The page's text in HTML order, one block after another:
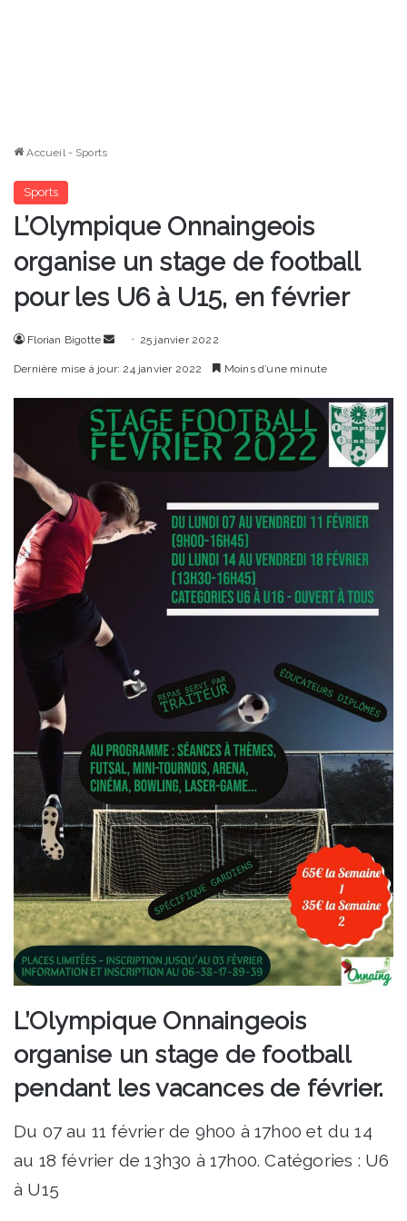
Accueil - Sports
Sports
L’Olympique Onnaingeois
organise un stage de football
pour les U6 à U15, en février
Florian Bigotte
Envoyer25 janvier 2022
Dernière mise à jour: 24 janvier 2022 Moins d’une minute
L’Olympique Onnaingeois
organise un stage de football
pendant les vacances de février.
Du 07 au 11 février de 9h00 à 17h00 et du 14
au 18 février de 13h30 à 17h00. Catégories : U6
à U15